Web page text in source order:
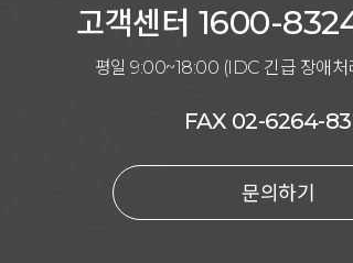
고객센터 1600-
평일 9:00~18:00 (IDC 긴급 장애처
FAX 02-6264-
문의하기